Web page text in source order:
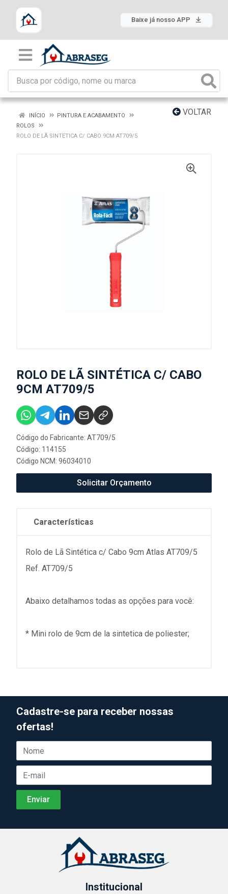
Baixe já nosso APP
VOLTAR
INÍCIO
PINTURA E ACABAMENTO
ROLOS
ROLO DE LÃ SINTETICA C/ CABO 9CM AT709/5
ROLO DE LÃ SINTÉTICA C/ CABO
9CM AT709/5
Código do Fabricante: AT709/5
Código: 114155
Código NCM: 96034010
Solicitar Orçamento
Características
Rolo de Lã Sintética c/ Cabo 9cm Atlas AT709/5
Ref. AT709/5
Abaixo detalhamos todas as opções para você:
* Mini rolo de 9cm de la sintetica de poliester;
Cadastre-se para receber nossas
ofertas!
Institucional